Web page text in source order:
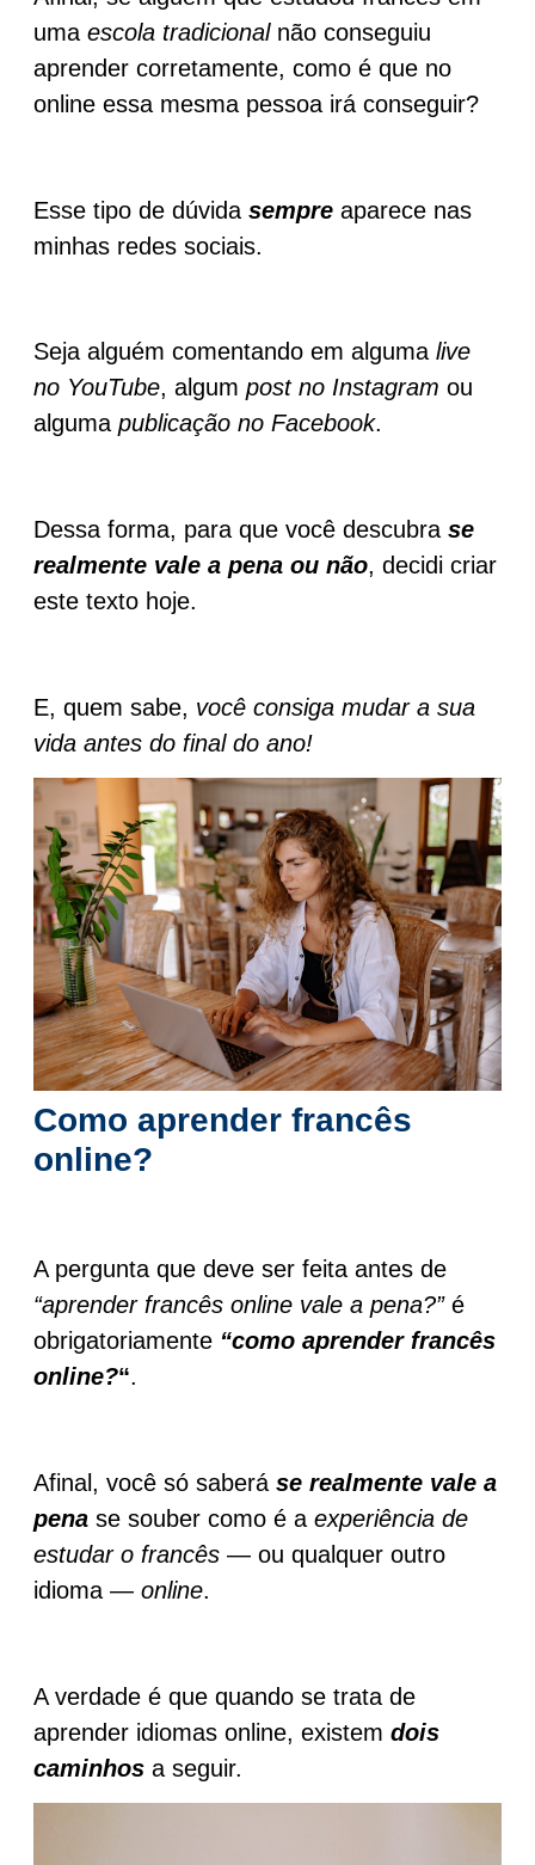
uma escola tradicionalnão conseguiu
aprender corretamente, como é que no
online essa mesma pessoa irá conseguir?
Esse tipo de dúvida sempre aparece nas
minhas redes sociais.
Seja alguém comentando em alguma live
no YouTube, algum post no Instagram ou
alguma publicação no Facebook.
Dessa forma, para que você descubra se
realmente vale a pena ou não, decidi criar
este texto hoje.
E, quem sabe, você consiga mudar a sua
vida antes do final do ano!
Como aprender francês
online?
A pergunta que deve ser feita antes de
“aprender francês online vale a pena?”é
obrigatoriamente “como aprender francês
online?“.
Afinal, você só saberá se realmente vale a
pena se souber como é a experiência de
estudar o francês — ou qualquer outro
idioma — online.
A verdade é que quando se trata de
aprender idiomas online, existem dois
caminhos a seguir.